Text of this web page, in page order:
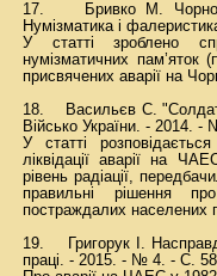
17. Бривко М.
Нумізматика і
У статті зроблено
нумізматичних пам’яток
присвячених аварії на
18. Васильєв С.
Військо України. - 2014.
У статті
ліквідації аварії на
рівень радіації,
правильні рішення
постраждалих населених
19. Григорук І.
праці. - 2015. - № 4. - С.